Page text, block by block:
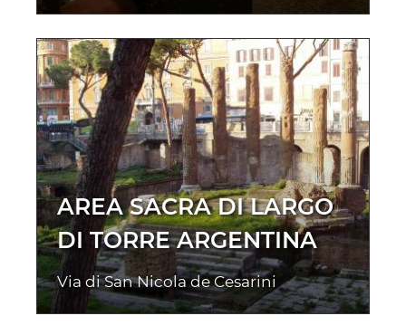
AREA SACRA DI LARGO
DI TORRE ARGENTINA
Via di San Nicola de Cesarini